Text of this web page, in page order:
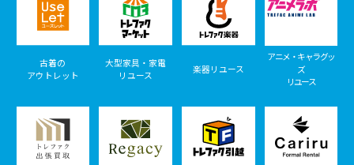
古着の
アウトレット
大型家具・家電
リユース
楽器リユース
アニメ・キャラグッ
ズ
リユース